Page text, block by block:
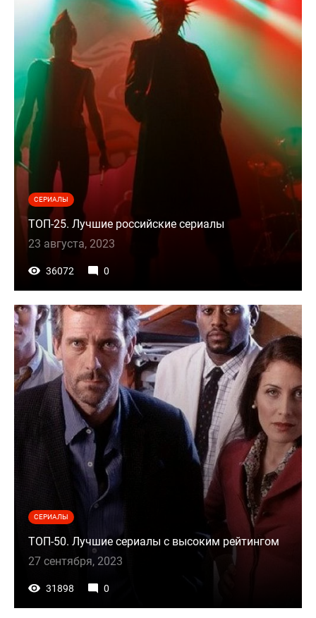
СЕРИАЛЫ
ТОП-25. Лучшие российские сериалы
23 августа, 2023
36072 0
СЕРИАЛЫ
ТОП-50. Лучшие сериалы с высоким рейтингом
27 сентября, 2023
31898 0